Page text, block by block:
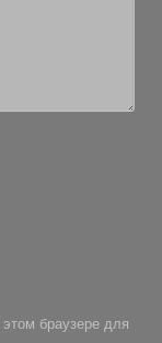
браузере для